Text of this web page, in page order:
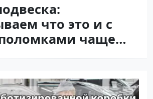
что это и с
чаще